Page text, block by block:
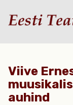
Viive
auhind